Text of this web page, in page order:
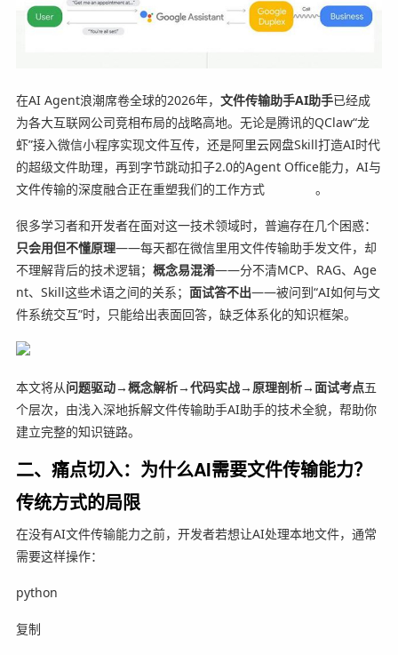
在AI Agent浪潮席卷全球的2026年， 文件传输助手AI助手已经成
为各大互联网公司竞相布局的战略高地。无论是腾讯的QClaw“龙
虾”接入微信小程序实现文件互传，还是阿里云网盘Skill打造AI时代
的超级文件助理，再到字节跳动扣子2.0的Agent Office能力，AI与
文件传输的深度融合正在重塑我们的工作方式
。
很多学习者和开发者在面对这一技术领域时，普遍存在几个困惑：
只会用但不懂原理——每天都在微信里用文件传输助手发文件，却
不理解背后的技术逻辑； 概念易混淆——分不清MCP、RAG、Age
nt、Skill这些术语之间的关系； 面试答不出——被问到“AI如何与文
件系统交互”时，只能给出表面回答，缺乏体系化的知识框架。
本文将从问题驱动→概念解析→代码实战→原理剖析→面试考点五
个层次，由浅入深地拆解文件传输助手AI助手的技术全貌，帮助你
建立完整的知识链路。
二、痛点切入：为什么AI需要文件传输能力？
传统方式的局限
在没有AI文件传输能力之前，开发者若想让AI处理本地文件，通常
需要这样操作：
python
复制